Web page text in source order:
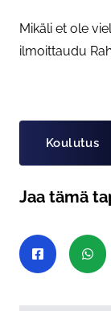
Mikäli et ole
ilmoittaudu
Koulutus
Jaa tämä
Jaa sivu
Jaa Jaa